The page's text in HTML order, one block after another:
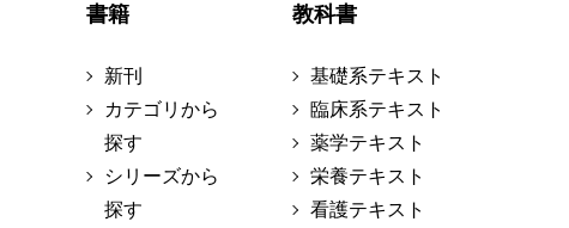
書籍
新刊
カテゴリから
探す
シリーズから
探す
教科書
基礎系テキスト
臨床系テキスト
薬学テキスト
栄養テキスト
看護テキスト